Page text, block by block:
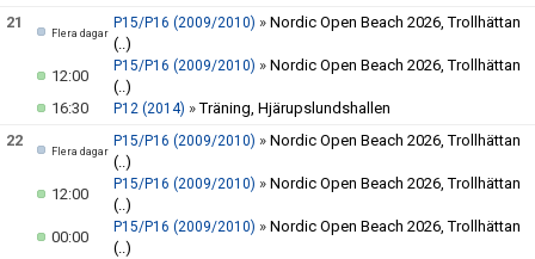
21
Flera dagar
P15/P16 (2009/2010) » Nordic Open Beach 2026, Trollhättan
(..)
12:00
P15/P16 (2009/2010) » Nordic Open Beach 2026, Trollhättan
(..)
16:30
P12 (2014) »Träning, Hjärupslundshallen
22
Flera dagar
P15/P16 (2009/2010) » Nordic Open Beach 2026, Trollhättan
(..)
12:00
P15/P16 (2009/2010) » Nordic Open Beach 2026, Trollhättan
(..)
00:00
P15/P16 (2009/2010) » Nordic Open Beach 2026, Trollhättan
(..)